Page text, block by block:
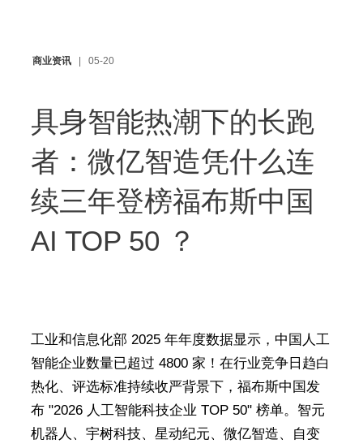
商业资讯 05-20
具身智能热潮下的长跑
者：微亿智造凭什么连
续三年登榜福布斯中国
AI TOP 50 ？
工业和信息化部 2025 年年度数据显示，中国人工
智能企业数量已超过 4800 家！在行业竞争日趋白
热化、评选标准持续收严背景下，福布斯中国发
布 "2026 人工智能科技企业 TOP 50" 榜单。智元
机器人、宇树科技、星动纪元、微亿智造、自变